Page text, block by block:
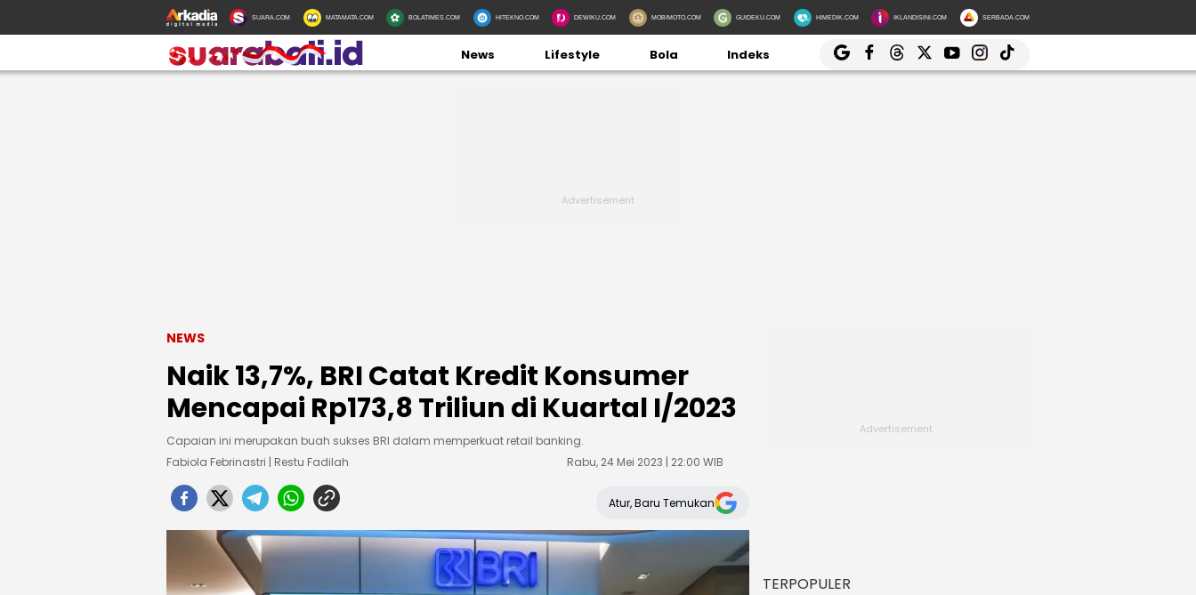
SUARA.COM MATAMATA.COM BOLATIMES.COM HITEKNO.COM DEWIKU.COM MOBIMOTO.COM GUIDEKU.COM HIMEDIK.COM IKLANDISINI.COM SERBADA.COM
News Lifestyle Bola Indeks
NEWS
Naik 13,7%, BRI Catat Kredit Konsumer
Mencapai Rp173,8 Triliun di Kuartal I/2023
Capaian ini merupakan buah sukses BRI dalam memperkuat retail banking.
Fabiola Febrinastri | Restu Fadilah
Rabu, 24 Mei 2023 | 22:00 WIB
Atur, Baru Temukan
TERPOPULER